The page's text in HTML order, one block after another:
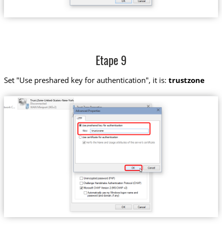
Etape 9
Set "Use preshared key for authentication", it is: trustzone
Trust.Zone-United-States-New-York
trustzone